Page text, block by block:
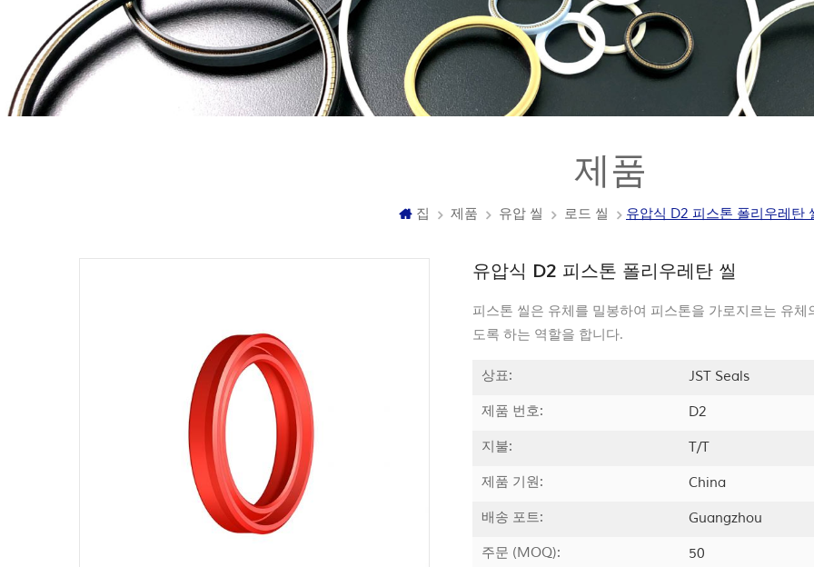
제품
집 제품 유압 씰 로드 씰 유압식 D2 피스톤 폴리우레탄
유압식 D2 피스톤 폴리우레탄 씰
피스톤 씰은 유체를 밀봉하여 피스톤을 가로지르는 유
도록 하는 역할을 합니다.
상표:
JST Seals
제품 번호:
D2
지불:
T/T
제품 기원:
China
배송 포트:
Guangzhou
주문 (MOQ):
50